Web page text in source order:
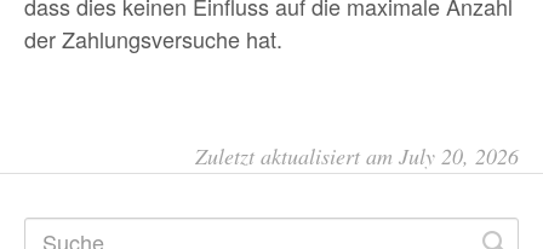
der Zahlungsversuche hat.
Zuletzt aktualisiert am July 20, 2026